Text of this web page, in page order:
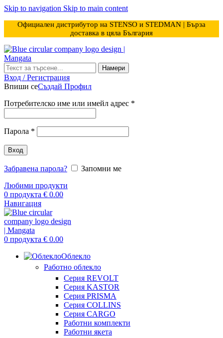
Skip to navigation Skip to main content
Официален дистрибутор на STENSO и STEDMAN | Бърза
доставка в цяла България
Намери
Вход / Регистрация
Впиши сеСъздай Профил
Потребителско име или имейл адрес *
Парола *
Вход
Забравена парола?
Запомни ме
Любими продукти
0 продукта € 0.00
Навигация
0 продукта € 0.00
Облекло
Работно облекло
Серия REVOLT
Серия KASTOR
Серия PRISMA
Серия COLLINS
Серия CARGO
Работни комплекти
Работни якета